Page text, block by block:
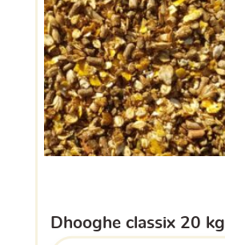
dhooghe classix 20 kg